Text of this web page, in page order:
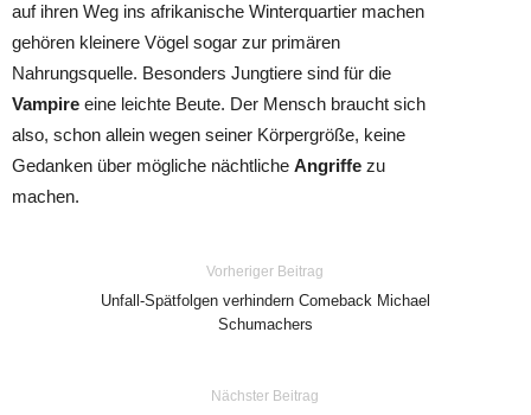
auf ihren Weg ins afrikanische Winterquartier machen
gehören kleinere Vögel sogar zur primären
Nahrungsquelle. Besonders Jungtiere sind für die
Vampire eine leichte Beute. Der Mensch braucht sich
also, schon allein wegen seiner Körpergröße, keine
Gedanken über mögliche nächtliche Angriffe zu
machen.
Vorheriger Beitrag
Unfall-Spätfolgen verhindern Comeback Michael
Schumachers
Nächster Beitrag